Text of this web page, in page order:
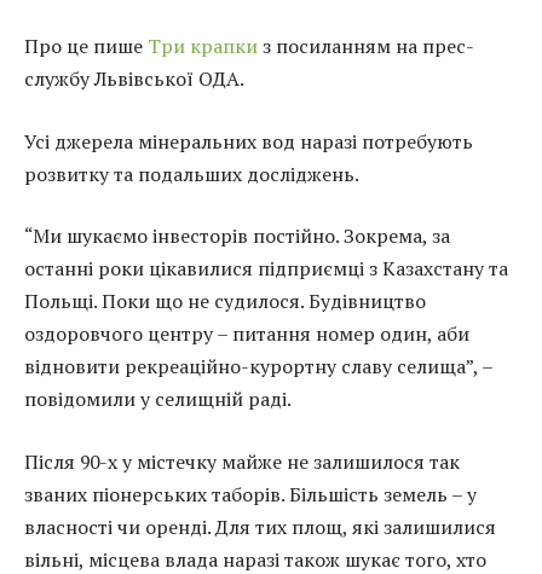
Про це пише Три крапкиз посиланням на прес-
службу Львівської ОДА.
Усі джерела мінеральних вод наразі потребують
розвитку та подальших досліджень.
“Ми шукаємо інвесторів постійно. Зокрема, за
останні роки цікавилися підприємці з Казахстану та
Польщі. Поки що не судилося. Будівництво
оздоровчого центру – питання номер один, аби
відновити рекреаційно-курортну славу селища”, –
повідомили у селищній раді.
Після 90-х у містечку майже не залишилося так
званих піонерських таборів. Більшість земель – у
власності чи оренді. Для тих площ, які залишилися
вільні, місцева влада наразі також шукає того, хто